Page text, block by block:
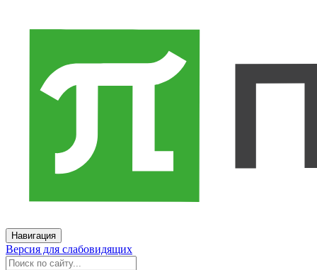
Навигация
Версия для слабовидящих